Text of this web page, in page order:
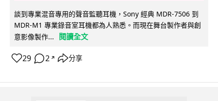
談到專業混音專用的聲音監聽耳機，Sony 經典 MDR-7506 到
MDR-M1 專業錄音室耳機都為人熟悉。而現在舞台製作者與創
意影像製作...
閱讀全文
29 2 ↗ 分享